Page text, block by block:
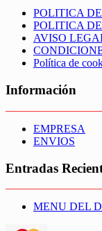
POLITICA
POLITICA
AVISO
Política de
Información
EMPRESA
ENVIOS
Entradas
MENU DEL